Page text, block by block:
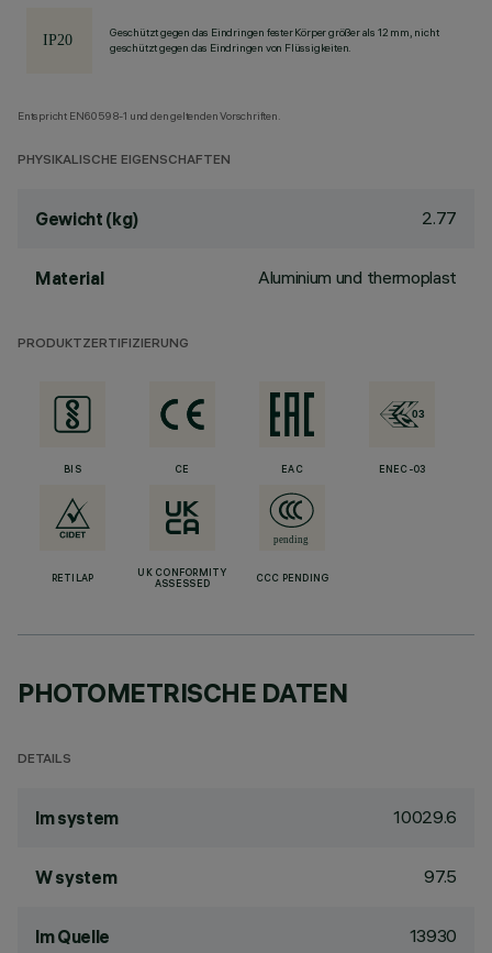
Geschützt gegen das Eindringen fester Körper größer als 12 mm, nicht
geschützt gegen das Eindringen von Flüssigkeiten.
Entspricht EN60598-1 und den geltenden Vorschriften.
PHYSIKALISCHE EIGENSCHAFTEN
Gewicht (kg) 2.77
Material Aluminium und thermoplast
PRODUKTZERTIFIZIERUNG
BIS CE EAC ENEC-03
RETILAP
UK CONFORMITY
ASSESSED
CCC PENDING
PHOTOMETRISCHE DATEN
DETAILS
lm system 10029.6
W system 97.5
lm Quelle 13930